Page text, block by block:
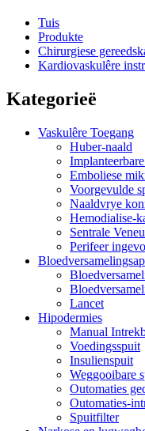
Tuis
Produkte
Chirurgiese
Kardiovaskulêre
Kategorieë
Vaskulêre Toegang
Huber-naald
Emboliese
Voorgevulde
Naaldvrye
Hemodialise-
Sentrale
Perifeer
Lancet
Hipodermies
Manual
Voedingsspuit
Insulienspuit
Weggooibare
Outomaties
Outomaties-
Spuitfilter